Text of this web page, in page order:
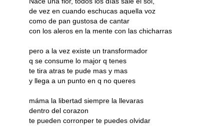
de vez en cuando eschucas aquella voz
como de pan gustosa de cantar
con los aleros en la mente con las chicharras
pero a la vez existe un transformador
q se consume lo major q tenes
te tira atras te pude mas y mas
y llega a un punto en q no queres
máma la libertad siempre la llevaras
dentro del corazon
te pueden corronper te puedes olvidar